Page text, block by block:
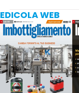
EDICOLA WEB